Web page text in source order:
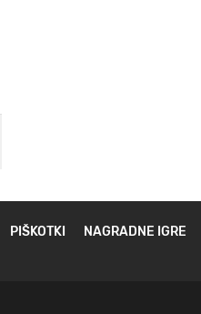
PIŠKOTKI
NAGRADNE IGRE